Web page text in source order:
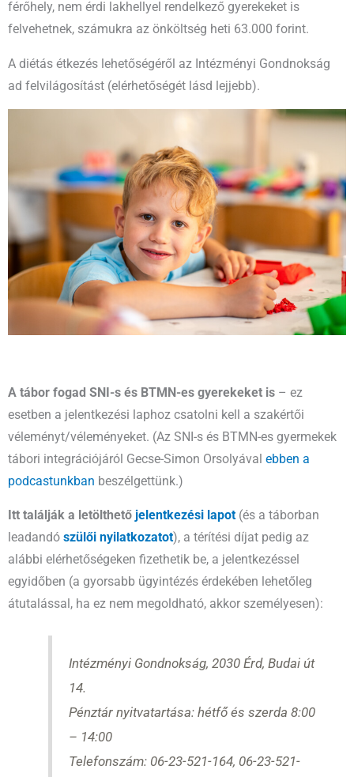
férőhely, nem érdi lakhellyel rendelkező gyerekeket is
felvehetnek, számukra az önköltség heti 63.000 forint.
A diétás étkezés lehetőségéről az Intézményi Gondnokság
ad felvilágosítást (elérhetőségét lásd lejjebb).
A tábor fogad SNI-s és BTMN-es gyerekeket is – ez
esetben a jelentkezési laphoz csatolni kell a szakértői
véleményt/véleményeket. (Az SNI-s és BTMN-es gyermekek
tábori integrációjáról Gecse-Simon Orsolyával ebben a
podcastunkban beszélgettünk.)
Itt találják a letölthető jelentkezési lapot (és a táborban
leadandó szülői nyilatkozatot), a térítési díjat pedig az
alábbi elérhetőségeken fizethetik be, a jelentkezéssel
egyidőben (a gyorsabb ügyintézés érdekében lehetőleg
átutalással, ha ez nem megoldható, akkor személyesen):
Intézményi Gondnokság, 2030 Érd, Budai út
14.
Pénztár nyitvatartása: hétfő és szerda 8:00
– 14:00
Telefonszám: 06-23-521-164, 06-23-521-